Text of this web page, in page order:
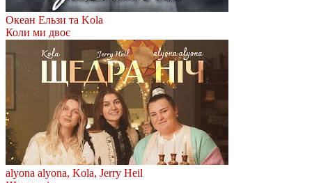
Океан Ельзи та Kola
Коли ми двоє
alyona alyona, Kola, Jerry Heil